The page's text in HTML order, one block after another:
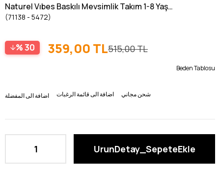
Naturel Vıbes Baskılı Mevsimlik Takım 1-8 Yaş
YAVRUAĞZI
(71138 - 5472)
30 515,00 TL
359,00 TL
Beden Tablosu
اضافة الى المفضلة اضافة الى قائمة الرغبات شحن مجاني